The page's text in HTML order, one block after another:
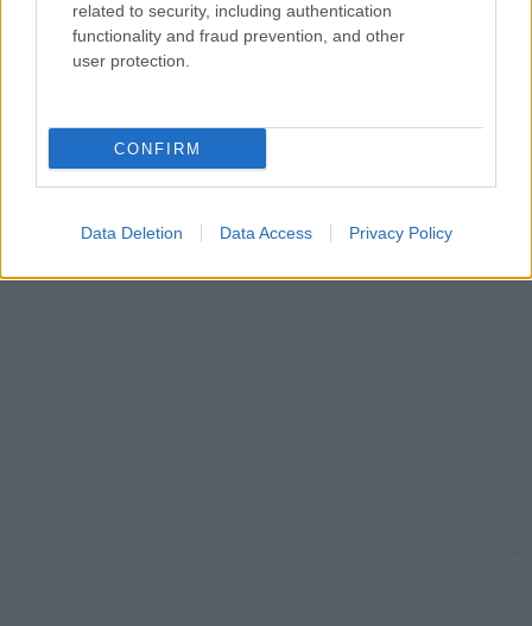
related to security, including authentication
functionality and fraud prevention, and other
user protection.
CONFIRM
Data Deletion Data Access Privacy Policy